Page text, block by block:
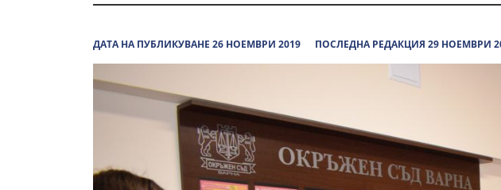
ДАТА НА ПУБЛИКУВАНЕ 26 НОЕМВРИ 2019 ПОСЛЕДНА РЕДАКЦИЯ 29 НОЕМВРИ